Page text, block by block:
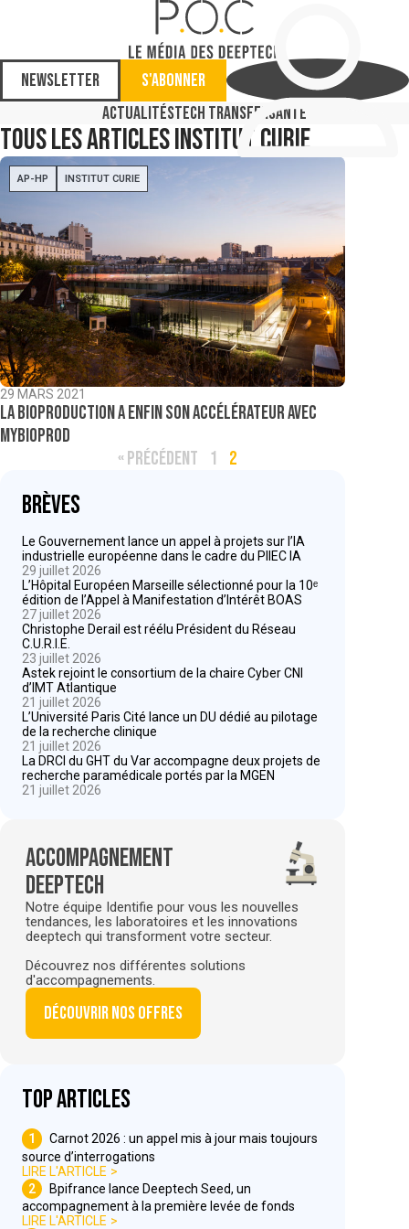
Newsletter
S'abonner
ActualitésTech TransferSanté
Tous les articlesInstitut Curie
AP-HP INSTITUT CURIE
29 MARS 2021
La bioproduction a enfin son accélérateur avec
MYBioprod
« PRÉCÉDENT 1 2
Brèves
Le Gouvernement lance un appel à projets sur l’IA
industrielle européenne dans le cadre du PIIEC IA
29 juillet 2026
L’Hôpital Européen Marseille sélectionné pour la 10ᵉ
édition de l’Appel à Manifestation d’Intérêt BOAS
27 juillet 2026
Christophe Derail est réélu Président du Réseau
C.U.R.I.E.
23 juillet 2026
Astek rejoint le consortium de la chaire Cyber CNI
d’IMT Atlantique
21 juillet 2026
L’Université Paris Cité lance un DU dédié au pilotage
de la recherche clinique
21 juillet 2026
La DRCI du GHT du Var accompagne deux projets de
recherche paramédicale portés par la MGEN
21 juillet 2026
Accompagnement
deeptech
Notre équipe Identifie pour vous les nouvelles
tendances, les laboratoires et les innovations
deeptech qui transforment votre secteur.
Découvrez nos différentes solutions
d'accompagnements.
Découvrir nos offres
Top articles
1
Carnot 2026 : un appel mis à jour mais toujours
source d’interrogations
LIRE L'ARTICLE
2
Bpifrance lance Deeptech Seed, un
accompagnement à la première levée de fonds
LIRE L'ARTICLE